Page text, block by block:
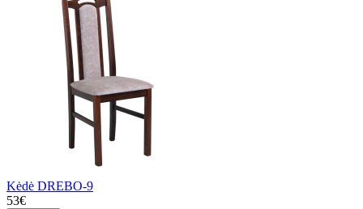
Kėdė DREBO-9
53€